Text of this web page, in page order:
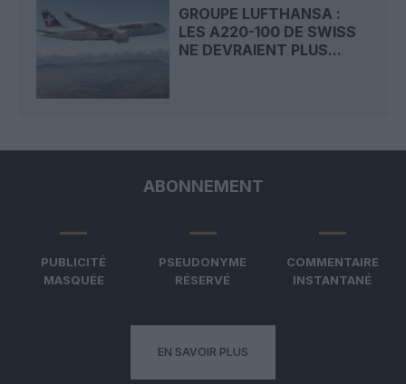
GROUPE LUFTHANSA :
LES A220-100 DE SWISS
NE DEVRAIENT PLUS...
ABONNEMENT
PUBLICITÉ
MASQUÉE
PSEUDONYME
RÉSERVÉ
COMMENTAIRE
INSTANTANÉ
EN SAVOIR PLUS